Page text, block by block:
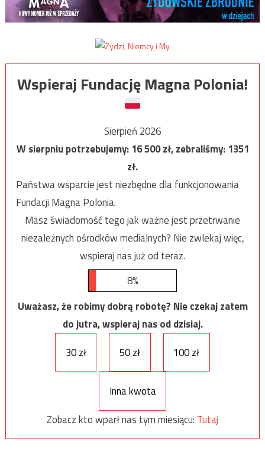
Wspieraj Fundację Magna Polonia!
Sierpień 2026
W sierpniu potrzebujemy:16 500zł, zebraliśmy:1351
zł.
Państwa wsparcie jest niezbędne dla funkcjonowania
Fundacji Magna Polonia.
Masz świadomość tego jak ważne jest przetrwanie
niezależnych ośrodków medialnych? Nie zwlekaj więc,
wspieraj nas już od teraz.
8%
Uważasz, że robimy dobrą robotę? Nie czekaj zatem
do jutra, wspieraj nas od dzisiaj.
30 zł
50 zł 100 zł
Inna kwota
Zobacz kto wparł nas tym miesiącu: Tutaj